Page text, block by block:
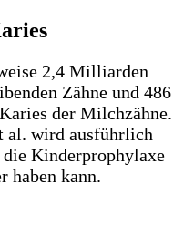
2,4 Milliarden
Zähne und 486
der Milchzähne.
al. wird ausführlich
Kinderprophylaxe
haben kann.